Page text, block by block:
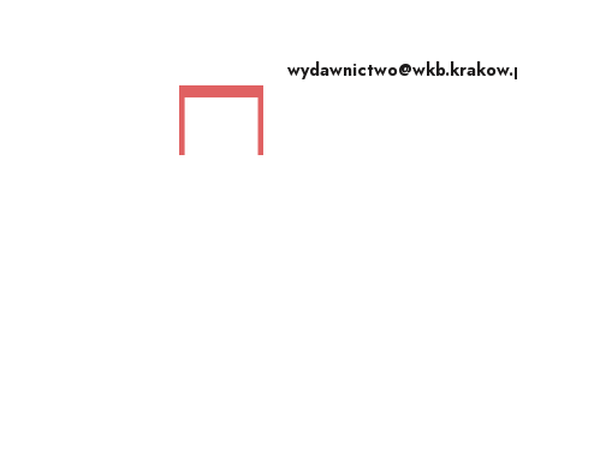
wydawnictwo@wkb.krakow.pl